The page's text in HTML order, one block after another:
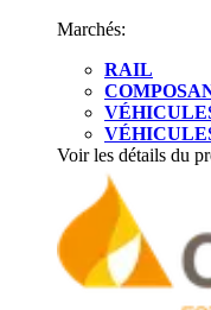
Marchés:
RAIL
Voir les détails du